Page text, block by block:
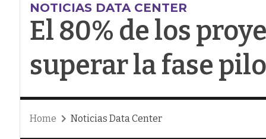
NOTICIAS DATA CENTER
El 80% de los
superar la fase
Home Noticias Data Center